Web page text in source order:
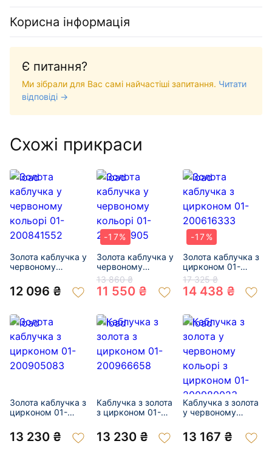
Корисна інформація
Є питання?
Ми зібрали для Вас самі найчастіші запитання. Читати
відповіді →
Схожі прикраси
Золота каблучка у
червоному
200841552
12 096 ₴
-17%
Золота каблучка у
червоному
кольорі 01-
200781905
13 860 ₴
11 550 ₴
-17%
Золота каблучка з
цирконом 01-
200616333
17 325 ₴
14 438 ₴
Золота каблучка з
цирконом 01-
13 230 ₴
Каблучка з золота
з цирконом 01-
13 230 ₴
Каблучка з золота
у червоному
цирконом 01-
200980023
13 167 ₴